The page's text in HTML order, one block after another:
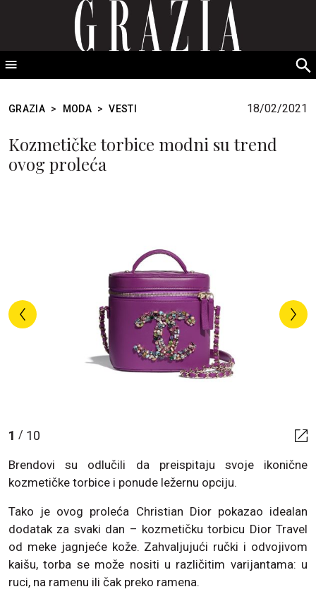
GRAZIA Srbija
GRAZIA > MODA > VESTI 18/02/2021
Kozmetičke torbice modni su trend
ovog proleća
1 / 10
Brendovi su odlučili da preispitaju svoje ikonične
kozmetičke torbice i ponude ležernu opciju.
Tako je ovog proleća Christian Dior pokazao idealan
dodatak za svaki dan – kozmetičku torbicu Dior Travel
od meke jagnjeće kože. Zahvaljujući ručki i odvojivom
kaišu, torba se može nositi u različitim varijantama: u
ruci, na ramenu ili čak preko ramena.